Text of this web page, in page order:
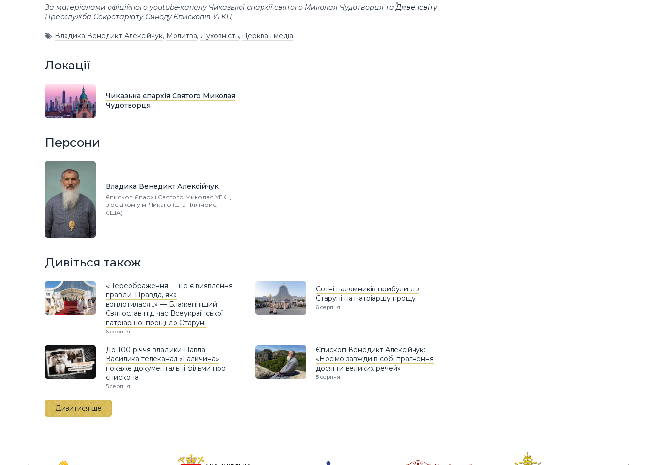
За матеріалами офіційного youtube-каналу Чиказької єпархії святого Миколая Чудотворця таДивенсвіту
Пресслужба Секретаріату Синоду Єпископів УГКЦ
Владика Венедикт Алексійчук, Молитва, Духовність, Церква і медіа
Локації
Чиказька єпархія Святого Миколая
Чудотворця
Персони
Владика Венедикт Алексійчук
Єпископ Єпархії Святого Миколая УГКЦ
з осідком у м. Чикаго (штат Іллінойс,
США)
Дивіться також
«Переображення — це є виявлення
правди. Правда, яка
воплотилася…» — Блаженніший
Святослав під час Всеукраїнської
патріаршої прощі до Старуні
6 серпня
Сотні паломників прибули до
Старуні на патріаршу прощу
6 серпня
До 100-річчя владики Павла
Василика телеканал «Галичина»
покаже документальні фільми про
єпископа
5 серпня
Єпископ Венедикт Алексійчук:
«Носімо завжди в собі прагнення
досягти великих речей»
5 серпня
Дивитися ще